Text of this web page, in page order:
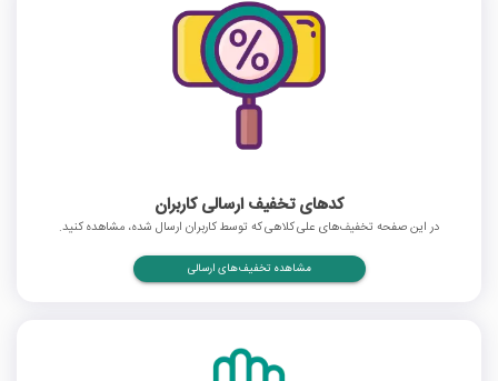
کدهای تخفیف ارسالی کاربران
در این صفحه تخفیف‌های علی کلاهی که توسط کاربران ارسال شده، مشاهده کنید.
مشاهده تخفیف‌های ارسالی